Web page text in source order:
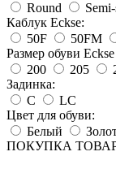
Round
Каблук Eckse:
50F
50FM
Размер обуви
200
205
Задинка:
C
LC
Цвет для обуви:
Белый
ПОКУПКА